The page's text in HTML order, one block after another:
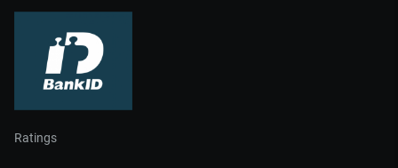
Ratings